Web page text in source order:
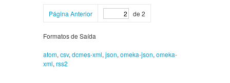
Página Anterior de 2
Formatos de Saída
atom, csv, dcmes-xml, json, omeka-json, omeka-
xml, rss2